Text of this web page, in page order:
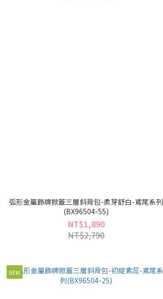
弧形金屬飾牌掀蓋三層斜背包-柔芽舒白-鳶尾系列
(BX96504-55)
NT$1,890
NT$2,790
NEW